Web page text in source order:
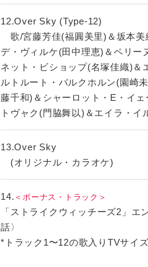
12.Over Sky (Type-12)
歌/宮藤芳佳(福圓美里)＆坂本美
デ・ヴィルケ(田中理恵)＆ペリー
ネット・ビショップ(名塚佳織)＆
ルトルート・バルクホルン(園崎
藤千和)＆シャーロット・E・イ
トヴャク(門脇舞以)＆エイラ・
13.Over Sky
(オリジナル・カラオケ)
14. ＜ボーナス・トラック＞
「ストライクウィッチーズ2」
話〉
*トラック1〜12の歌入りTVサイ